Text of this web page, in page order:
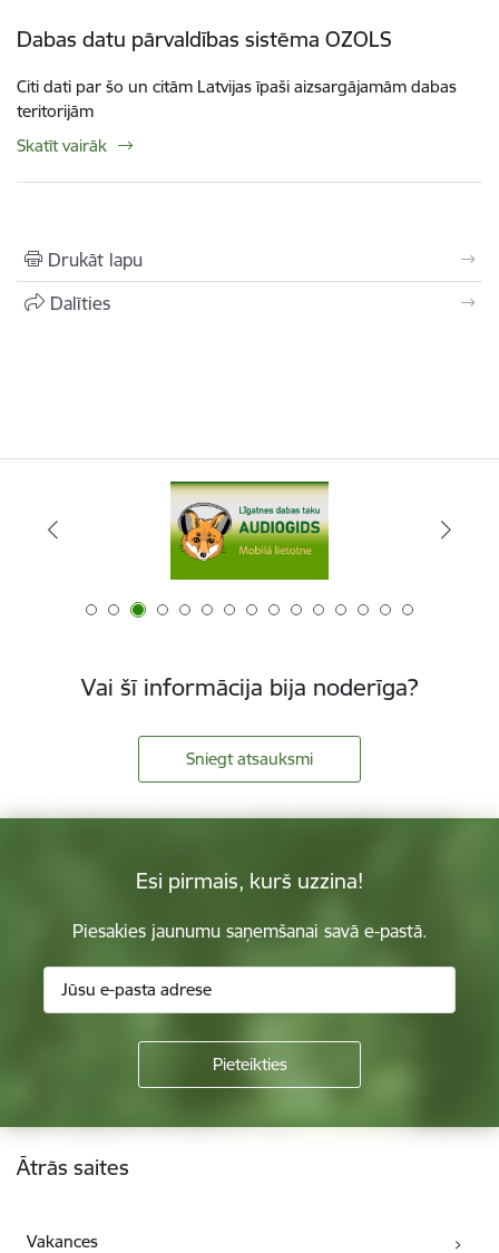
Dabas datu pārvaldības sistēma OZOLS
Citi dati par šo un citām Latvijas īpaši aizsargājamām dabas
teritorijām
Skatīt vairāk
Drukāt lapu
Dalīties
Vai šī informācija bija noderīga?
Sniegt atsauksmi
Esi pirmais, kurš uzzina!
Piesakies jaunumu saņemšanai savā e-pastā.
Kājene
Ātrās saites
Vakances